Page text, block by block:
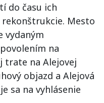
do času ich
Mesto
vydaným
na
trate na Alejovej
objazd a Alejová
sa na vyhlásenie